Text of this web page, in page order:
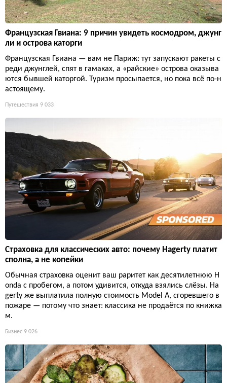
Французская Гвиана: 9 причин увидеть космодром, джунг
ли и острова каторги
Французская Гвиана — вам не Париж: тут запускают ракеты с
реди джунглей, спят в гамаках, а «райские» острова оказыва
ются бывшей каторгой. Туризм просыпается, но пока всё по-н
астоящему.
Путешествия 9 033
Страховка для классических авто: почему Hagerty платит
сполна, а не копейки
Обычная страховка оценит ваш раритет как десятилетнюю H
onda с пробегом, а потом удивится, откуда взялись слёзы. Ha
gerty же выплатила полную стоимость Model A, сгоревшего в
пожаре — потому что знает: классика не продаётся по книжка
м.
Бизнес 9 026